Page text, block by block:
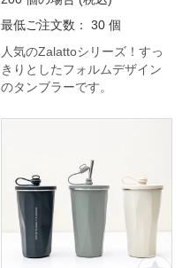
最低ご注文数： 30 個
人気のZalattoシリーズ！すっ
きりとしたフォルムデザイン
のタンブラーです。